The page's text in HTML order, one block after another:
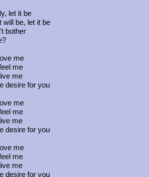
let it be
will be, let it be
bother
me
me
me
desire for you
me
me
me
desire for you
me
me
me
desire for you